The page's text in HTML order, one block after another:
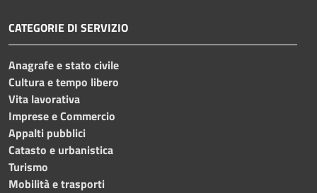
CATEGORIE DI SERVIZIO
Anagrafe e stato civile
Cultura e tempo libero
Vita lavorativa
Imprese e Commercio
Appalti pubblici
Catasto e urbanistica
Turismo
Mobilità e trasporti